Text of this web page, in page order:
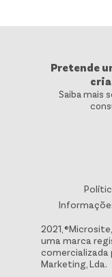
Pretende
Saiba mais
2021,
uma marca
comercializada
Marketing, Lda.